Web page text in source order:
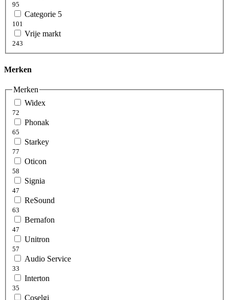
95
Categorie 5
101
Vrije markt
243
Merken
Merken
Widex
72
Phonak
65
Starkey
77
Oticon
58
Signia
47
ReSound
63
Bernafon
47
Unitron
57
Audio Service
33
Interton
35
Coselgi